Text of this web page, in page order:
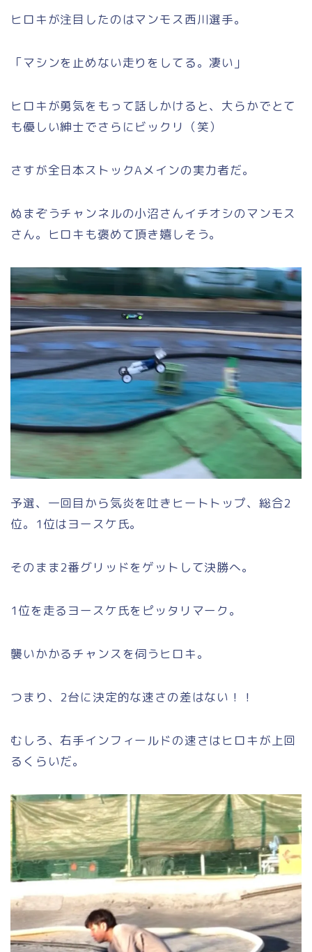
ヒロキが注目したのはマンモス西川選手。
「マシンを止めない走りをしてる。凄い」
ヒロキが勇気をもって話しかけると、大らかでとて
も優しい紳士でさらにビックリ（笑）
さすが全日本ストックAメインの実力者だ。
ぬまぞうチャンネルの小沼さんイチオシのマンモス
さん。ヒロキも褒めて頂き嬉しそう。
予選、一回目から気炎を吐きヒートトップ、総合2
位。1位はヨースケ氏。
そのまま2番グリッドをゲットして決勝へ。
1位を走るヨースケ氏をピッタリマーク。
襲いかかるチャンスを伺うヒロキ。
つまり、2台に決定的な速さの差はない！！
むしろ、右手インフィールドの速さはヒロキが上回
るくらいだ。